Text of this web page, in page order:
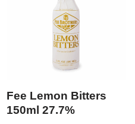
Fee Lemon Bitters
150ml 27.7%